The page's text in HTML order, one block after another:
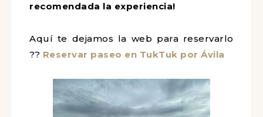
recomendada la experiencia!
Aquí te dejamos la web para reservarlo
?? Reservar paseo en TukTuk por Ávila